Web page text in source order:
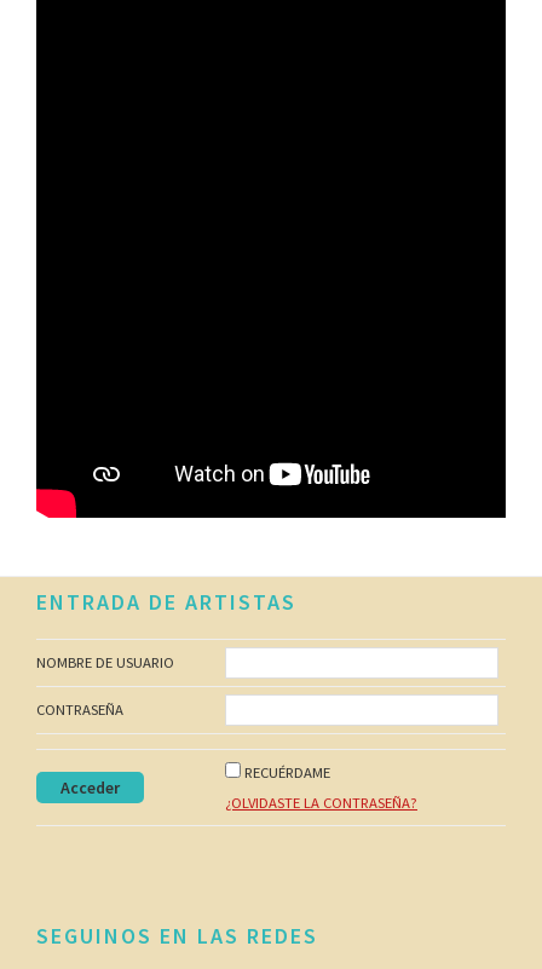
Footer
ENTRADA DE ARTISTAS
NOMBRE DE USUARIO
CONTRASEÑA
RECUÉRDAME
¿OLVIDASTE LA CONTRASEÑA?
SEGUINOS EN LAS REDES